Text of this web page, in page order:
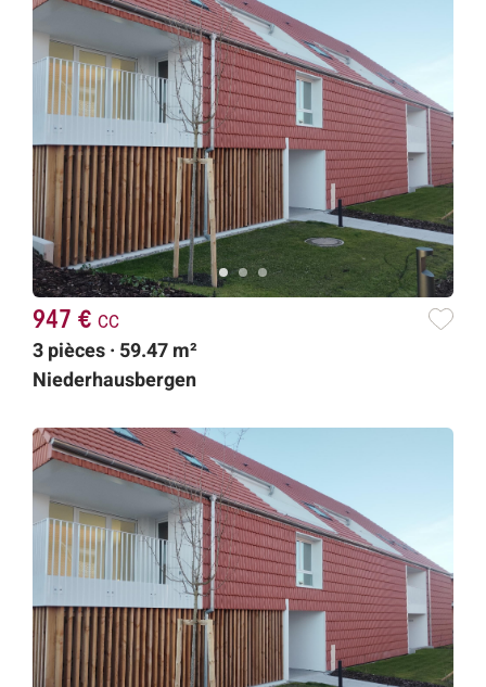
947 € cc
3 pièces · 59.47 m²
Niederhausbergen